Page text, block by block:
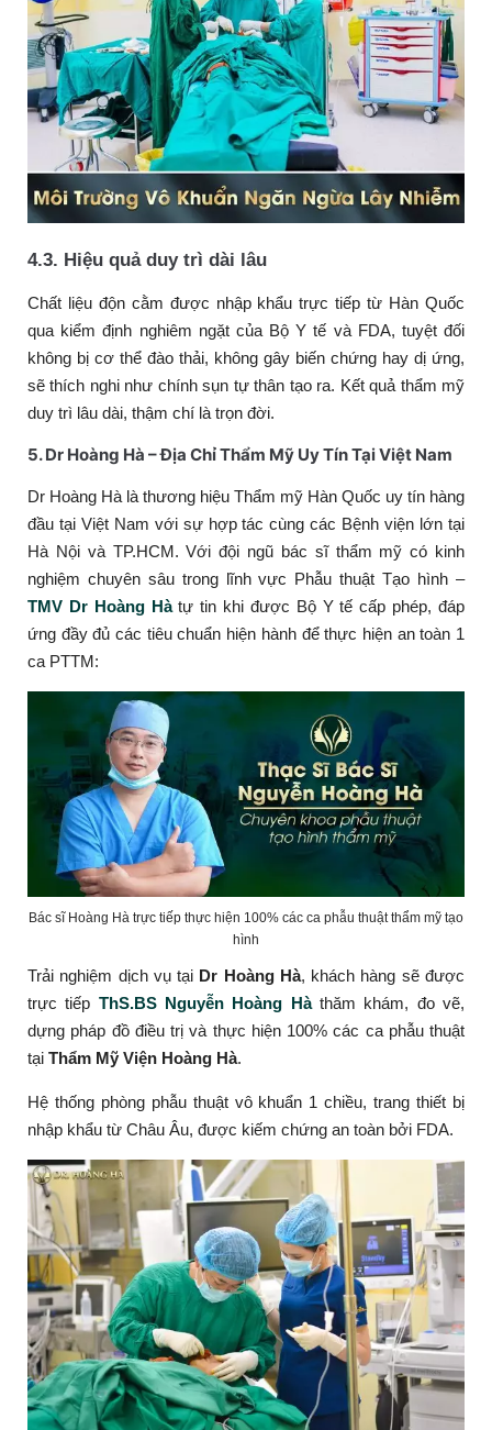
4.3. Hiệu quả duy trì dài lâu
Chất liệu độn cằm được nhập khẩu trực tiếp từ Hàn Quốc
qua kiểm định nghiêm ngặt của Bộ Y tế và FDA, tuyệt đối
không bị cơ thể đào thải, không gây biến chứng hay dị ứng,
sẽ thích nghi như chính sụn tự thân tạo ra. Kết quả thẩm mỹ
duy trì lâu dài, thậm chí là trọn đời.
5. Dr Hoàng Hà – Địa Chỉ Thẩm Mỹ Uy Tín Tại Việt Nam
Dr Hoàng Hà là thương hiệu Thẩm mỹ Hàn Quốc uy tín hàng
đầu tại Việt Nam với sự hợp tác cùng các Bệnh viện lớn tại
Hà Nội và TP.HCM. Với đội ngũ bác sĩ thẩm mỹ có kinh
nghiệm chuyên sâu trong lĩnh vực Phẫu thuật Tạo hình –
TMV Dr Hoàng Hàtự tin khi được Bộ Y tế cấp phép, đáp
ứng đầy đủ các tiêu chuẩn hiện hành để thực hiện an toàn 1
ca PTTM:
Bác sĩ Hoàng Hà trực tiếp thực hiện 100% các ca phẫu thuật thẩm mỹ tạo
hình
Trải nghiệm dịch vụ tại Dr Hoàng Hà, khách hàng sẽ được
trực tiếp ThS.BS Nguyễn Hoàng Hàthăm khám, đo vẽ,
dựng pháp đồ điều trị và thực hiện 100% các ca phẫu thuật
tại Thẩm Mỹ Viện Hoàng Hà.
Hệ thống phòng phẫu thuật vô khuẩn 1 chiều, trang thiết bị
nhập khẩu từ Châu Âu, được kiếm chứng an toàn bởi FDA.